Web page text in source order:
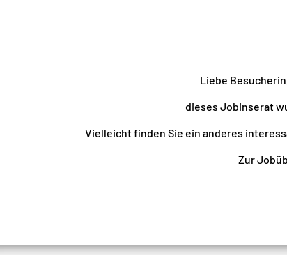
Liebe
dieses Jobinserat
Vielleicht finden Sie ein anderes
Zur